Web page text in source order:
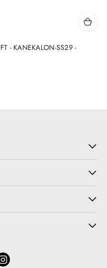
- KANEKALON-SS29 -